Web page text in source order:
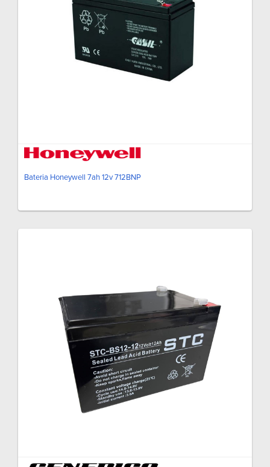
Bateria Honeywell 7ah 12v 712BNP